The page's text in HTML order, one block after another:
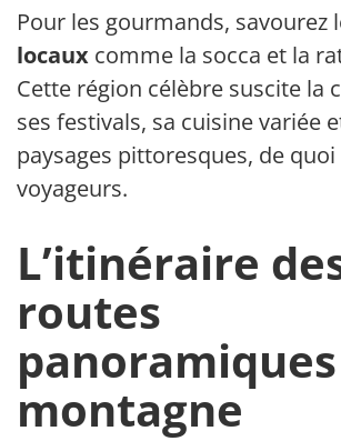
Pour les gourmands, savourez
locaux comme la socca et la
Cette région célèbre suscite la
ses festivals, sa cuisine variée
paysages pittoresques, de quoi
voyageurs.
L’itinéraire
routes
montagne